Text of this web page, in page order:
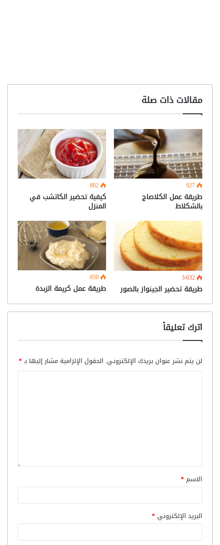
مقالات ذات صلة
927
طريقة عمل الكلاصاج
بالشكلاط
802
كيفية تحضير الكاتشب في
المنزل
3٬032
طريقة تحضير الجينواز بالصور
850
طريقة عمل كريمة الزبدة
اترك تعليقاً
لن يتم نشر عنوان بريدك الإلكتروني. الحقول الإلزامية مشار إليها بـ*
الاسم *
البريد الإلكتروني *